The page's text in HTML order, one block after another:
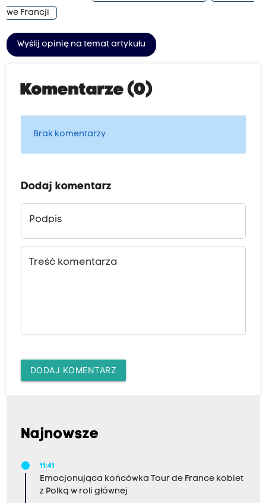
we Francji
Wyślij opinię na temat artykułu
Komentarze (0)
Brak komentarzy
Dodaj komentarz
Podpis
Treść komentarza
DODAJ KOMENTARZ
Najnowsze
11:41
Emocjonująca końcówka Tour de France kobiet
z Polką w roli głównej